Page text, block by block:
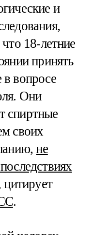
и
18-летние
принять
в вопросе
Они
спиртные
своих
не
цитирует
.